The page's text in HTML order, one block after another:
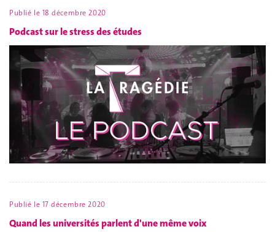
Publié le 18 décembre 2020
Podcast sur le stress des études
Publié le 17 décembre 2020
Quand les universités parlent d'une même voix